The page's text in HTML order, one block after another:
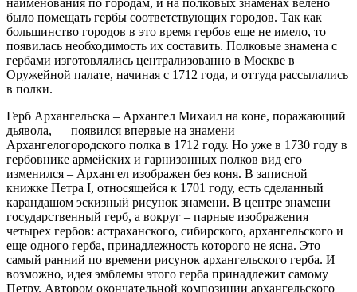
наименования по городам, и на полковых знаменах велено
было помещать гербы соответствующих городов. Так как
большинство городов в это время гербов еще не имело, то
появилась необходимость их составить. Полковые знамена с
гербами изготовлялись централизованно в Москве в
Оружейной палате, начиная с 1712 года, и оттуда рассылались
в полки.
Герб Архангельска – Архангел Михаил на коне, поражающий
дьявола, — появился впервые на знамени
Архангелогородского полка в 1712 году. Но уже в 1730 году в
гербовнике армейских и гарнизонных полков вид его
изменился – Архангел изображен без коня. В записной
книжке Петра I, относящейся к 1701 году, есть сделанный
карандашом эскизный рисунок знамени. В центре знамени
государственный герб, а вокруг – парные изображения
четырех гербов: астраханского, сибирского, архангельского и
еще одного герба, принадлежность которого не ясна. Это
самый ранний по времени рисунок архангельского герба. И
возможно, идея эмблемы этого герба принадлежит самому
Петру. Автором окончательной композиции архангельского